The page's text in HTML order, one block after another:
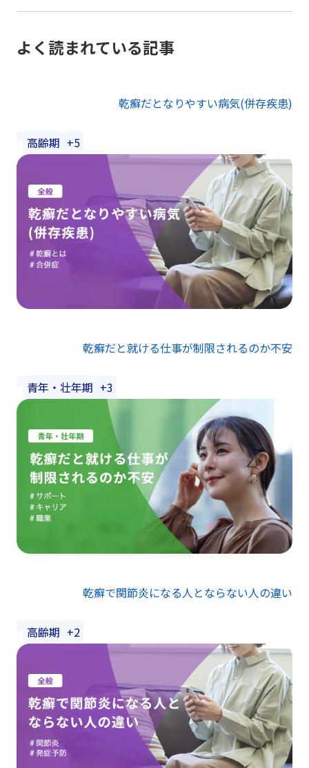
よく読まれている記事
乾癬だとなりやすい病気(併存疾患)
高齢期 +5
乾癬だと就ける仕事が制限されるのか不安
青年・壮年期 +3
乾癬で関節炎になる人とならない人の違い
高齢期 +2